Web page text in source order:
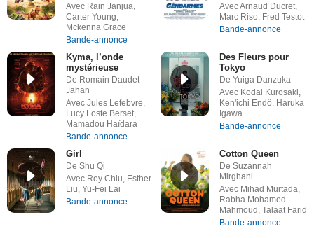
Avec Rain Janjua,
Carter Young,
Mckenna Grace
Bande-annonce
Avec Arnaud Ducret,
Marc Riso, Fred Testot
Bande-annonce
Kyma, l’onde
mystérieuse
De Romain Daudet-
Jahan
Avec Jules Lefebvre,
Lucy Loste Berset,
Mamadou Haïdara
Bande-annonce
Des Fleurs pour
Tokyo
De Yuiga Danzuka
Avec Kodai Kurosaki,
Ken'ichi Endô, Haruka
Igawa
Bande-annonce
Girl
De Shu Qi
Avec Roy Chiu, Esther
Liu, Yu-Fei Lai
Bande-annonce
Cotton Queen
De Suzannah
Mirghani
Avec Mihad Murtada,
Rabha Mohamed
Mahmoud, Talaat Farid
Bande-annonce